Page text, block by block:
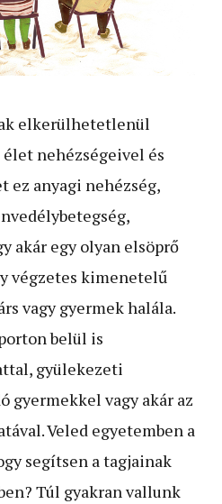
elkerülhetetlenül
nehézségeivel és
ez anyagi nehézség,
akár egy olyan elsöprő
végzetes kimenetelű
vagy gyermek halála.
belül is
gyülekezeti
gyermekkel vagy akár az
Veled egyetemben a
segítsen a tagjainak
Túl gyakran vallunk